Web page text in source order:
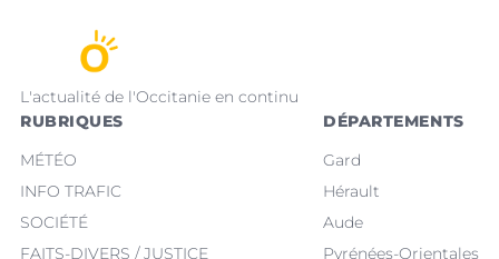
L'actualité de l'Occitanie en continu
RUBRIQUES
MÉTÉO
INFO TRAFIC
SOCIÉTÉ
FAITS-DIVERS / JUSTICE
DÉPARTEMENTS
Gard
Hérault
Aude
Pyrénées-Orientales